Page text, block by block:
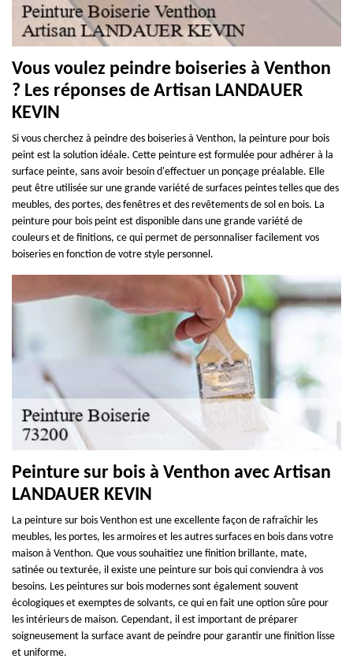
Vous voulez peindre boiseries à Venthon
? Les réponses de Artisan LANDAUER
KEVIN
Si vous cherchez à peindre des boiseries à Venthon, la peinture pour bois
peint est la solution idéale. Cette peinture est formulée pour adhérer à la
surface peinte, sans avoir besoin d'effectuer un ponçage préalable. Elle
peut être utilisée sur une grande variété de surfaces peintes telles que des
meubles, des portes, des fenêtres et des revêtements de sol en bois. La
peinture pour bois peint est disponible dans une grande variété de
couleurs et de finitions, ce qui permet de personnaliser facilement vos
boiseries en fonction de votre style personnel.
Peinture sur bois à Venthon avec Artisan
LANDAUER KEVIN
La peinture sur bois Venthon est une excellente façon de rafraîchir les
meubles, les portes, les armoires et les autres surfaces en bois dans votre
maison à Venthon. Que vous souhaitiez une finition brillante, mate,
satinée ou texturée, il existe une peinture sur bois qui conviendra à vos
besoins. Les peintures sur bois modernes sont également souvent
écologiques et exemptes de solvants, ce qui en fait une option sûre pour
les intérieurs de maison. Cependant, il est important de préparer
soigneusement la surface avant de peindre pour garantir une finition lisse
et uniforme.